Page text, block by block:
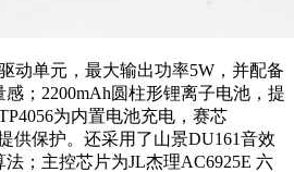
动单元，最大输出功率5W，并配备
；2200mAh圆柱形锂离子电池，提
为内置电池充电，赛芯
供保护。还采用了山景DU161音效
；主控芯片为JL杰理AC6925E 六